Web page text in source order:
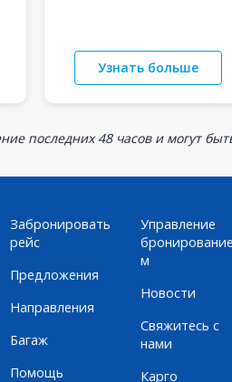
Узнать больше
последних 48 часов и могут
Забронировать
рейс
Предложения
Направления
Багаж
Помощь
Управление
бронирование
м
Новости
Свяжитесь с
нами
Карго